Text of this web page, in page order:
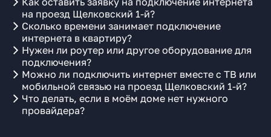
на проезд Щелковский 1-й?
Сколько времени занимает подключение
интернета в квартиру?
Нужен ли роутер или другое оборудование для
подключения?
Можно ли подключить интернет вместе с ТВ или
мобильной связью на проезд Щелковский 1-й?
Что делать, если в моём доме нет нужного
провайдера?